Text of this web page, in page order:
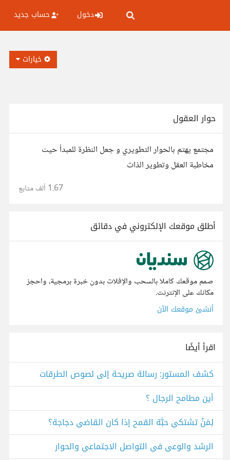
دخول حساب جديد
خيارات
حوار العقول
مجتمع يهتم بالحوار التطويري و جعل النظرة للمبدأ حيث
مخاطبة العقل وتطوير الذات
1.67 ألف متابع
أطلق موقعك الإلكتروني في دقائق
صمم موقعك كاملا بالسحب والإفلات بدون خبرة برمجية، واحجز
مكانك على الإنترنت.
أنشئ موقعك الآن
اقرأ أيضًا
كشف المستور: رسالة صريحة إلى لصوص الطرقات
أين مطامح الرجال ؟
لِمَنْ تشتكي حبَّة القمح إذا كان القاضي دجاجة؟
الرشد والوعي في التواصل الاجتماعي والحوار